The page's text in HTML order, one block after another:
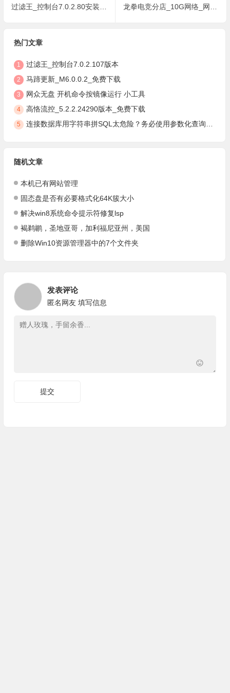
热门文章
1 过滤王_控制台7.0.2.107版本
2 马蹄更新_M6.0.0.2_免费下载
3 网众无盘 开机命令按镜像运行 小工具
4 高恪流控_5.2.2.24290版本_免费下载
5 连接数据库用字符串拼SQL太危险？务必使用参数化查询，安全防注入
随机文章
本机已有网站管理
固态盘是否有必要格式化64K簇大小
解决win8系统命令提示符修复lsp
褐鹈鹕，圣地亚哥，加利福尼亚州，美国
删除Win10资源管理器中的7个文件夹
发表评论
匿名网友 填写信息